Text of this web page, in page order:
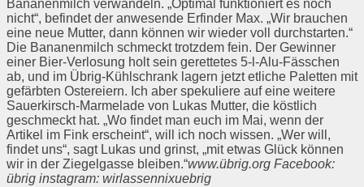
Bananenmilch verwandeln. „Optimal funktioniert es noch
nicht“, befindet der anwesende Erfinder Max. „Wir brauchen
eine neue Mutter, dann können wir wieder voll durchstarten.“
Die Bananenmilch schmeckt trotzdem fein. Der Gewinner
einer Bier-Verlosung holt sein gerettetes 5-l-Alu-Fässchen
ab, und im Übrig-Kühlschrank lagern jetzt etliche Paletten mit
gefärbten Ostereiern. Ich aber spekuliere auf eine weitere
Sauerkirsch-Marmelade von Lukas Mutter, die köstlich
geschmeckt hat. „Wo findet man euch im Mai, wenn der
Artikel im Fink erscheint“, will ich noch wissen. „Wer will,
findet uns“, sagt Lukas und grinst, „mit etwas Glück können
wir in der Ziegelgasse bleiben.“www.übrig.org Facebook:
übrig instagram: wirlassennixuebrig